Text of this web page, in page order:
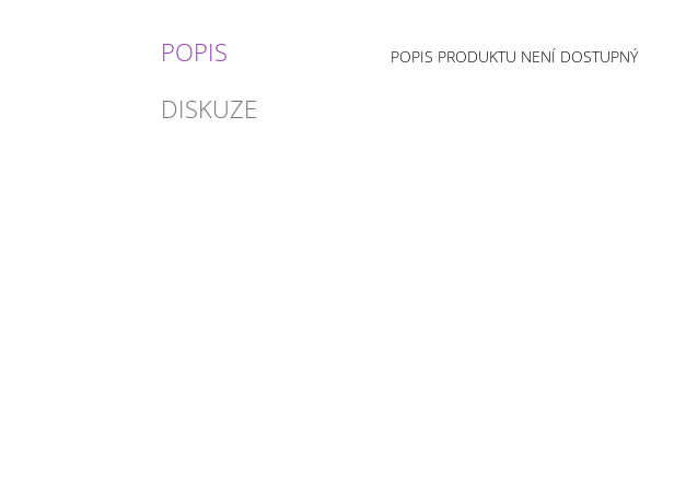
POPIS
DISKUZE
POPIS PRODUKTU NENÍ DOSTUPNÝ